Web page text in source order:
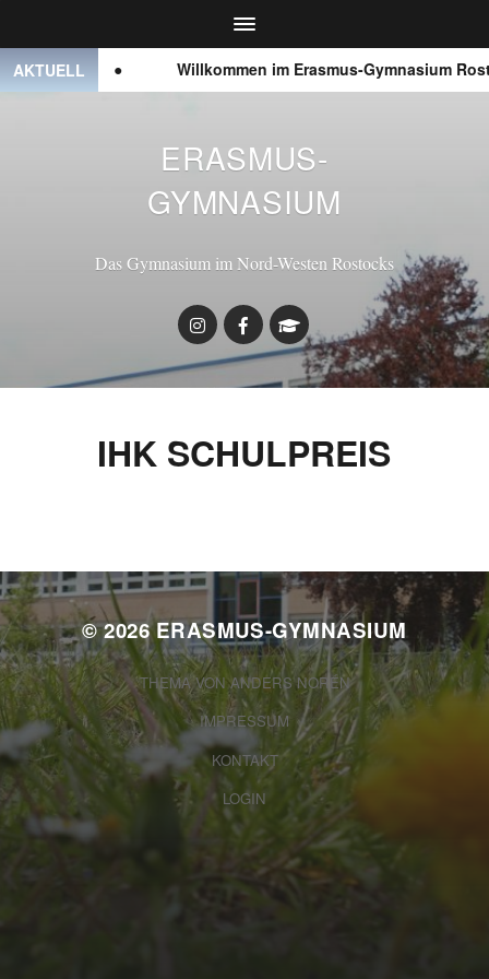
AKTUELL
● ● ● Willkommen im Erasmus-Gymnasium
ERASMUS-
GYMNASIUM
Das Gymnasium im Nord-Westen Rostocks
IHK SCHULPREIS
© 2026ERASMUS-GYMNASIUM
THEMA VONANDERS NORÉN
IMPRESSUM
KONTAKT
LOGIN